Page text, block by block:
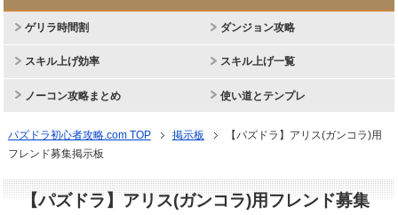
ゲリラ時間割 ダンジョン攻略
スキル上げ効率 スキル上げ一覧
ノーコン攻略まとめ 使い道とテンプレ
パズドラ初心者攻略.com TOP 掲示板
【パズドラ】アリス(ガンコラ)用
フレンド募集掲示板
【パズドラ】アリス(ガンコラ)用フレンド募集